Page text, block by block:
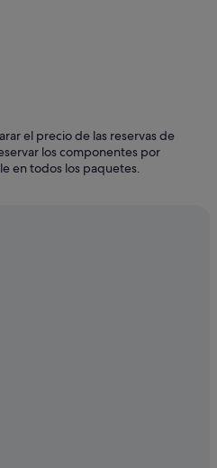
el precio de las reservas de
los componentes por
en todos los paquetes.